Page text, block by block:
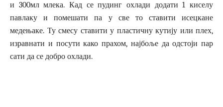
и 300мл млека. Кад се пудинг охлади додати 1 киселу
павлаку и помешати па у све то ставити исецкане
медењаке. Ту смесу ставити у пластичну кутију или плех,
изравнати и посути како прахом, најбоље да одстоји пар
сати да се добро охлади.